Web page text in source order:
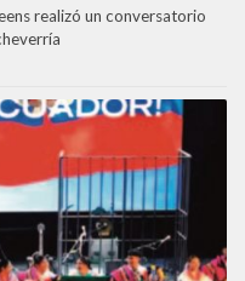
realizó un conversatorio